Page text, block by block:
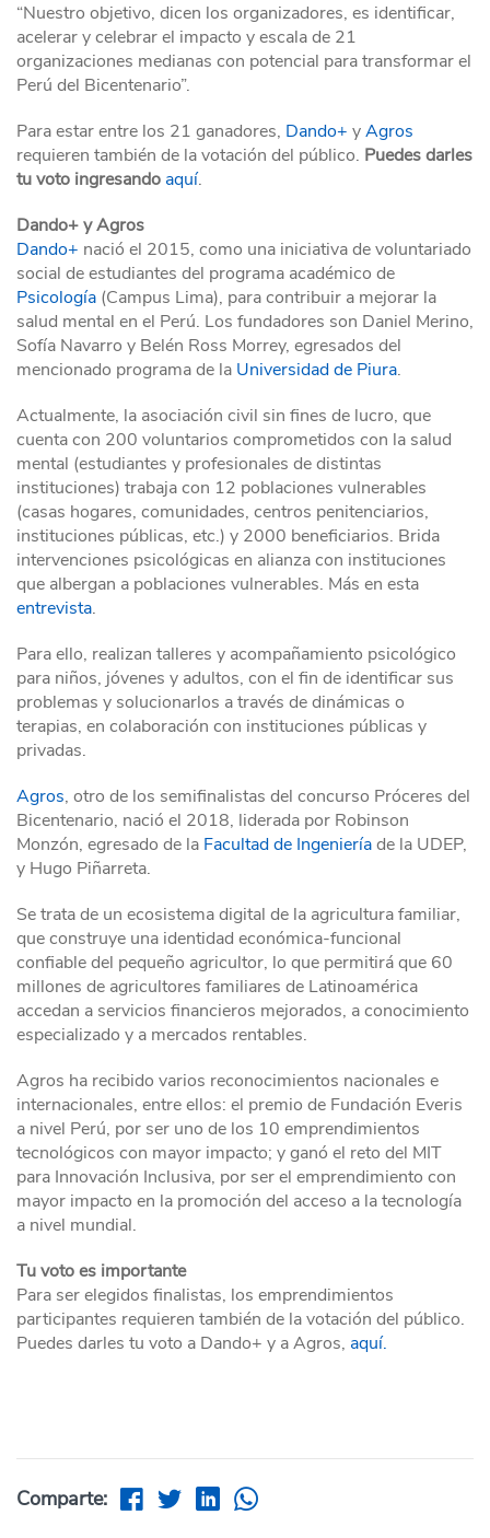
“Nuestro objetivo, dicen los organizadores, es identificar,
acelerar y celebrar el impacto y escala de 21
organizaciones medianas con potencial para transformar el
Perú del Bicentenario”.
Para estar entre los 21 ganadores, Dando+ yAgros
requieren también de la votación del público. Puedes darles
tu voto ingresando aquí.
Dando+ y Agros
Dando+ nació el 2015, como una iniciativa de voluntariado
social de estudiantes del programa académico de
Psicología (Campus Lima), para contribuir a mejorar la
salud mental en el Perú. Los fundadores son Daniel Merino,
Sofía Navarro y Belén Ross Morrey, egresados del
mencionado programa de la Universidad de Piura.
Actualmente, la asociación civil sin fines de lucro, que
cuenta con 200 voluntarios comprometidos con la salud
mental (estudiantes y profesionales de distintas
instituciones) trabaja con 12 poblaciones vulnerables
(casas hogares, comunidades, centros penitenciarios,
instituciones públicas, etc.) y 2000 beneficiarios. Brida
intervenciones psicológicas en alianza con instituciones
que albergan a poblaciones vulnerables. Más en esta
entrevista.
Para ello, realizan talleres y acompañamiento psicológico
para niños, jóvenes y adultos, con el fin de identificar sus
problemas y solucionarlos a través de dinámicas o
terapias, en colaboración con instituciones públicas y
privadas.
Agros, otro de los semifinalistas del concurso Próceres del
Bicentenario, nació el 2018, liderada por Robinson
Monzón, egresado de la Facultad de Ingenieríade la UDEP,
y Hugo Piñarreta.
Se trata de un ecosistema digital de la agricultura familiar,
que construye una identidad económica-funcional
confiable del pequeño agricultor, lo que permitirá que 60
millones de agricultores familiares de Latinoamérica
accedan a servicios financieros mejorados, a conocimiento
especializado y a mercados rentables.
Agros ha recibido varios reconocimientos nacionales e
internacionales, entre ellos: el premio de Fundación Everis
a nivel Perú, por ser uno de los 10 emprendimientos
tecnológicos con mayor impacto; y ganó el reto del MIT
para Innovación Inclusiva, por ser el emprendimiento con
mayor impacto en la promoción del acceso a la tecnología
a nivel mundial.
Tu voto es importante
Para ser elegidos finalistas, los emprendimientos
participantes requieren también de la votación del público.
Puedes darles tu voto a Dando+ y a Agros, aquí.
Comparte: